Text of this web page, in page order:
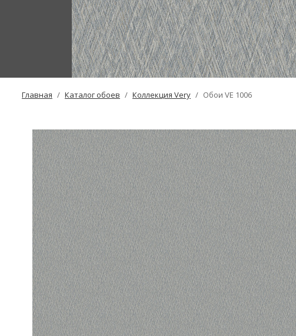
Главная Каталог обоев Коллекция Very Обои VE 1006